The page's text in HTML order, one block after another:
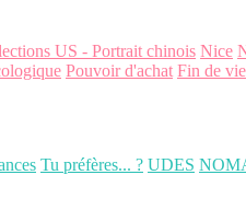
US - Portrait chinois Nice
Pouvoir d'achat Fin de vie
Tu préfères... ? UDES